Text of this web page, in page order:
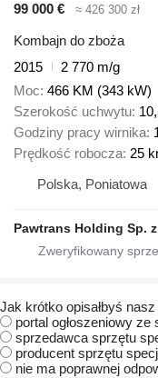
99 000 €
≈ 426 300 zł
Kombajn do zboża
2015
2 770 m/g
Moc 466 KM (343 kW)
Szerokość uchwytu
Godziny pracy wirnika
Prędkość robocza 25
Polska, Poniatowa
Pawtrans Holding Sp.
Jak krótko opisałbyś
portal ogłoszeniowy
sprzedawca sprzętu
producent sprzętu
nie ma poprawnej